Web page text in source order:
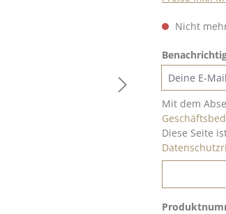
Nicht
Deine E-Mail
Mit dem
Diese Seite